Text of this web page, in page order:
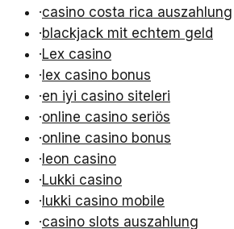
·casino costa rica auszahlung
·blackjack mit echtem geld
·Lex casino
·lex casino bonus
·en iyi casino siteleri
·online casino seriös
·online casino bonus
·leon casino
·Lukki casino
·lukki casino mobile
·casino slots auszahlung